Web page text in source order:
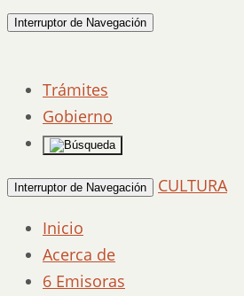
Interruptor de Navegación
Trámites
Gobierno
Interruptor de Navegación
CULTURA
Inicio
Acerca de
6 Emisoras